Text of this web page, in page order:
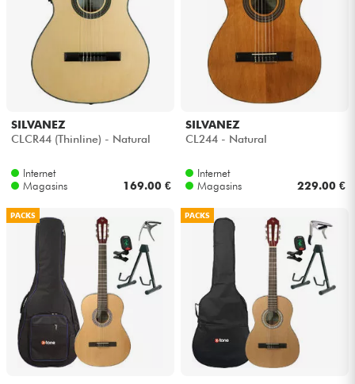
Vents
Violons & Quatuor
Eveil Musical
Câbles & Access.
HiFi
Packs
Voir nos marques
SILVANEZ
CLCR44 (Thinline) - Natural
Internet
Magasins
169.00 €
SILVANEZ
CL244 - Natural
Internet
Magasins
229.00 €
PACKS PACKS